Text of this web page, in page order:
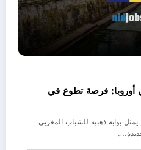
أوروبا: فرصة تطوع في
بوابة ذهبية للشباب المغربي